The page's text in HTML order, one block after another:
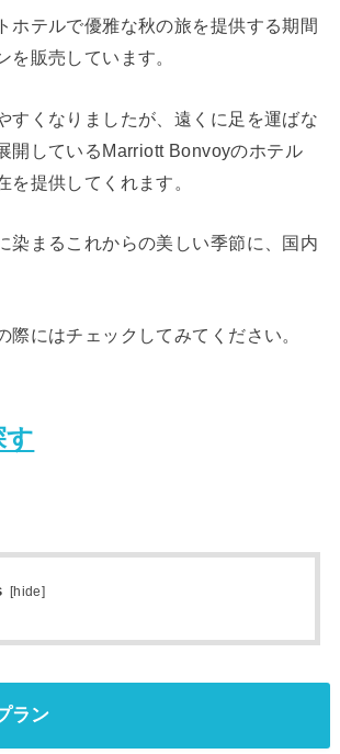
ホテルで優雅な秋の旅を提供する期間
を販売しています。
すくなりましたが、遠くに足を運ばな
開しているMarriott Bonvoyのホテル
を提供してくれます。
染まるこれからの美しい季節に、国内
際にはチェックしてみてください。
す
[hide]
ラン